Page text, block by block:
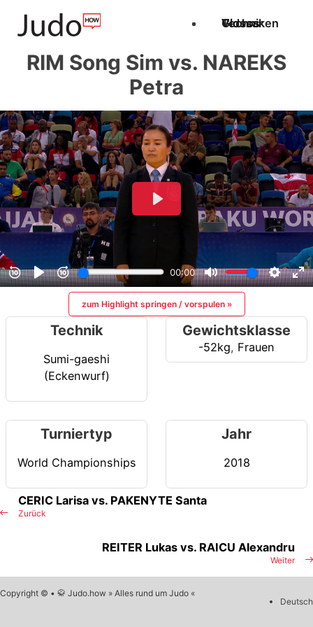
Techniken
Videos
Glossar
RIM Song Sim vs. NAREKS
Petra
zum Highlight springen / vorspulen »
Technik
Sumi-gaeshi
(Eckenwurf)
Gewichtsklasse
-52kg, Frauen
Turniertyp
World Championships
Jahr
2018
Zurück
CERIC Larisa vs. PAKENYTE Santa
Weiter
REITER Lukas vs. RAICU Alexandru
Copyright © • 🥋 Judo.how » Alles rund um Judo «
Deutsch